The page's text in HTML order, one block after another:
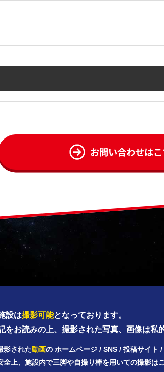
お問い合わせはこ
設は撮影可能となっております。
をお読みの上、撮影された写真、画像は私
影された動画の ホームページ / SNS / 投稿サイト
全上、施設内で三脚や自撮り棒を用いての撮影は